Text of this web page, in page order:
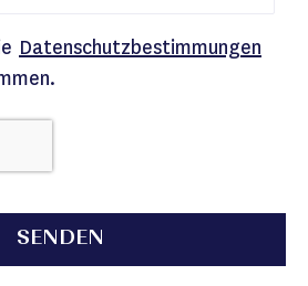
Datenschutzbestimmungen
SENDEN